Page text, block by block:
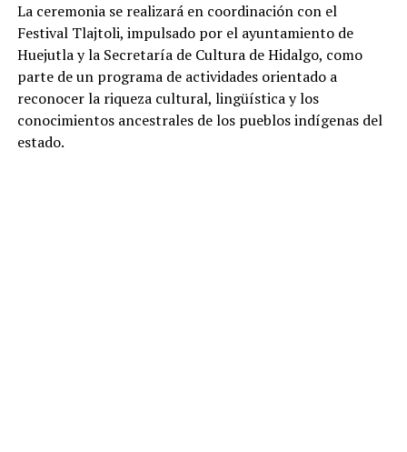
La ceremonia se realizará en coordinación con el
Festival Tlajtoli, impulsado por el ayuntamiento de
Huejutla y la Secretaría de Cultura de Hidalgo, como
parte de un programa de actividades orientado a
reconocer la riqueza cultural, lingüística y los
conocimientos ancestrales de los pueblos indígenas del
estado.